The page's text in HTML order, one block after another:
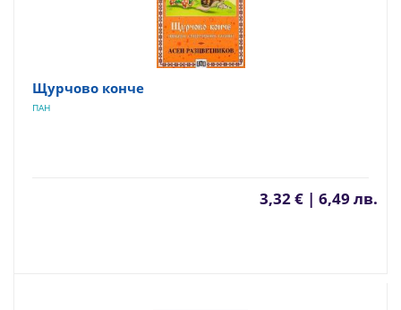
Щурчово конче
ПАН
3,32 € | 6,49 лв.